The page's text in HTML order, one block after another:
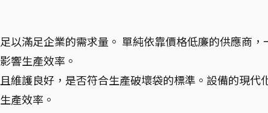
以滿足企業的需求量。 單純依靠價格低廉的供應商，
響生產效率。
維護良好，是否符合生產破壞袋的標準。設備的現代
產效率。